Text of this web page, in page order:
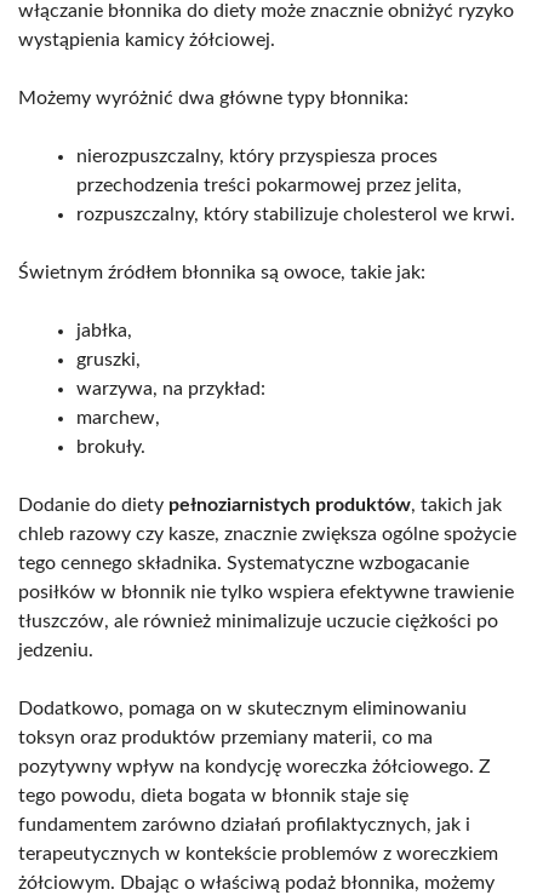
włączanie błonnika do diety może znacznie obniżyć ryzyko
wystąpienia kamicy żółciowej.
Możemy wyróżnić dwa główne typy błonnika:
nierozpuszczalny, który przyspiesza proces
przechodzenia treści pokarmowej przez jelita,
rozpuszczalny, który stabilizuje cholesterol we krwi.
Świetnym źródłem błonnika są owoce, takie jak:
jabłka,
gruszki,
warzywa, na przykład:
marchew,
brokuły.
Dodanie do diety pełnoziarnistych produktów, takich jak
chleb razowy czy kasze, znacznie zwiększa ogólne spożycie
tego cennego składnika. Systematyczne wzbogacanie
posiłków w błonnik nie tylko wspiera efektywne trawienie
tłuszczów, ale również minimalizuje uczucie ciężkości po
jedzeniu.
Dodatkowo, pomaga on w skutecznym eliminowaniu
toksyn oraz produktów przemiany materii, co ma
pozytywny wpływ na kondycję woreczka żółciowego. Z
tego powodu, dieta bogata w błonnik staje się
fundamentem zarówno działań profilaktycznych, jak i
terapeutycznych w kontekście problemów z woreczkiem
żółciowym. Dbając o właściwą podaż błonnika, możemy